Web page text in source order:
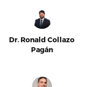
Dr. Ronald Collazo
Pagán